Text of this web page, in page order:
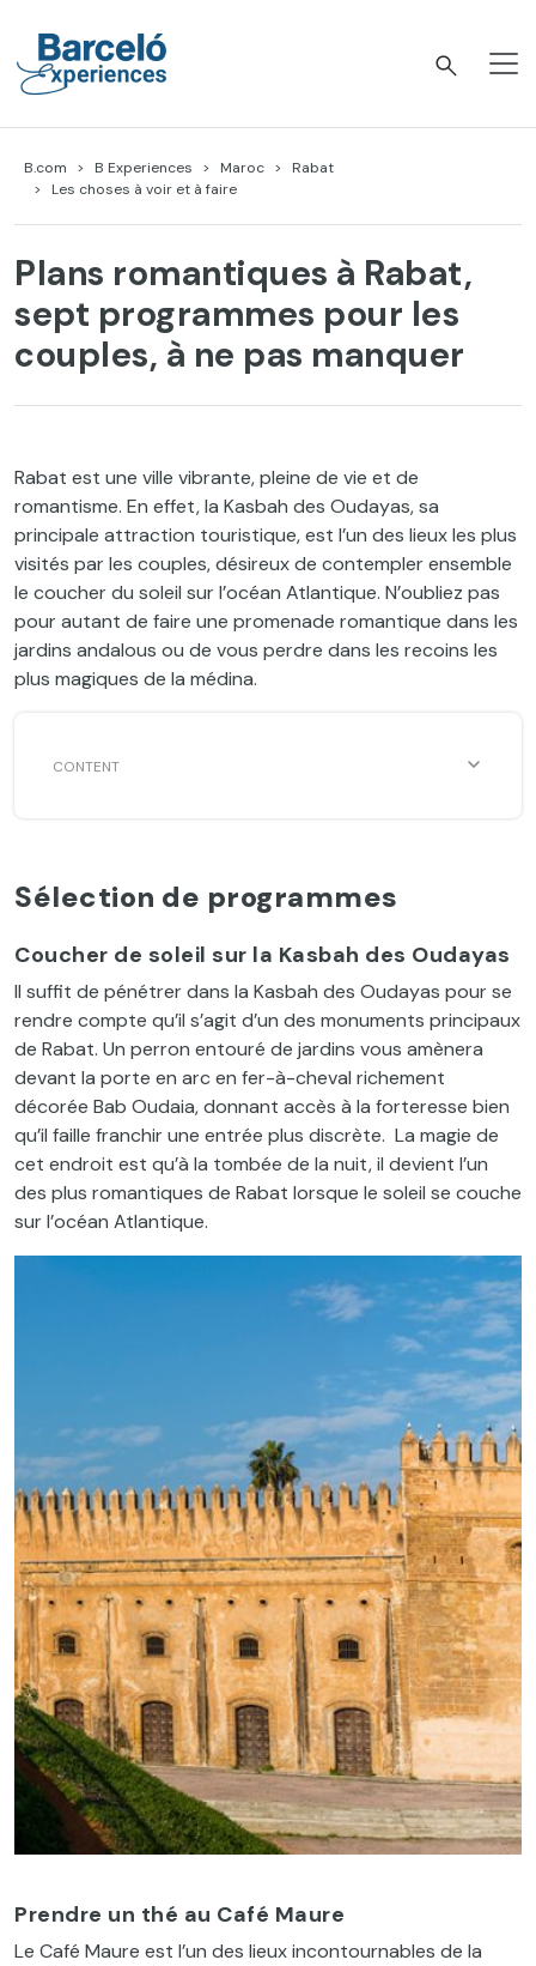
contenu
B.com B Experiences Maroc
Rabat
Les choses à voir et à faire
Plans romantiques à Rabat,
sept programmes pour les
couples, à ne pas manquer
Rabat est une ville vibrante, pleine de vie et de
romantisme. En effet, la Kasbah des Oudayas, sa
principale attraction touristique, est l’un des lieux les plus
visités par les couples, désireux de contempler ensemble
le coucher du soleil sur l’océan Atlantique. N’oubliez pas
pour autant de faire une promenade romantique dans les
jardins andalous ou de vous perdre dans les recoins les
plus magiques de la médina.
Sélection de programmes
Coucher de soleil sur la Kasbah des Oudayas
Il suffit de pénétrer dans la Kasbah des Oudayas pour se
rendre compte qu’il s’agit d’un des monuments principaux
de Rabat. Un perron entouré de jardins vous amènera
devant la porte en arc en fer-à-cheval richement
décorée Bab Oudaia, donnant accès à la forteresse bien
qu’il faille franchir une entrée plus discrète. La magie de
cet endroit est qu’à la tombée de la nuit, il devient l’un
des plus romantiques de Rabat lorsque le soleil se couche
sur l’océan Atlantique.
Prendre un thé au Café Maure
Le Café Maure est l’un des lieux incontournables de la